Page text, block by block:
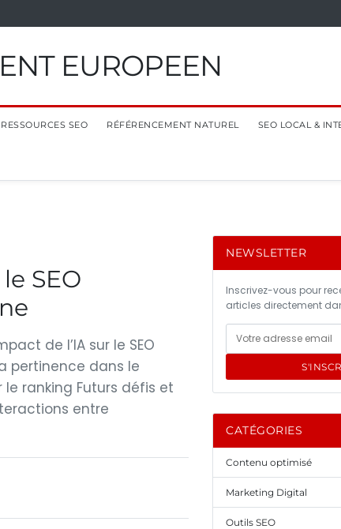
EUROPEEN
SEO RÉFÉRENCEMENT NATUREL SEO LOCAL &
SEO
de l’IA sur le SEO
pertinence dans le
ranking Futurs défis et
entre
NEWSLETTER
Inscrivez-vous pour
articles directement
CATÉGORIES
Contenu optimisé
Marketing Digital
Outils SEO